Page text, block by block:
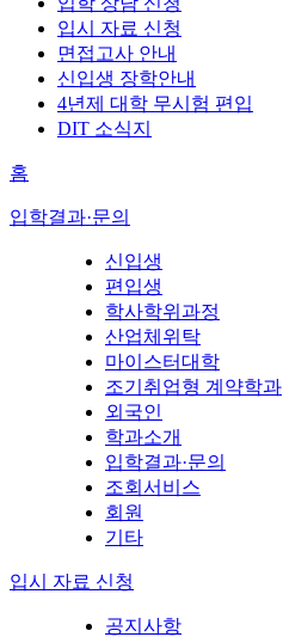
입시 자료 신청
면접고사 안내
신입생 장학안내
4년제 대학 무시험 편입
DIT 소식지
홈
입학결과·문의
신입생
편입생
학사학위과정
산업체위탁
마이스터대학
조기취업형 계약학과
외국인
학과소개
입학결과·문의
조회서비스
회원
기타
입시 자료 신청
공지사항